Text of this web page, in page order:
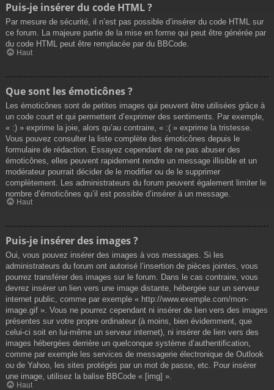
Puis-je insérer du code HTML ?
Par mesure de sécurité, il n’est pas possible d’insérer du code HTML sur
ce forum. La majeure partie de la mise en forme qui peut être générée par
du code HTML peut être remplacée par du BBCode.
Haut
Que sont les émoticônes ?
Les émoticônes sont de petites images qui peuvent être utilisées grâce à
un code court et qui permettent d’exprimer des sentiments. Par exemple,
« :) » exprime la joie, alors qu’au contraire, « :( » exprime la tristesse.
Vous pouvez consulter la liste complète des émoticônes depuis le
formulaire de rédaction. Essayez cependant de ne pas abuser des
émoticônes, elles peuvent rapidement rendre un message illisible et un
modérateur pourrait décider de le modifier ou de le supprimer
complètement. Les administrateurs du forum peuvent également limiter le
nombre d’émoticônes qu’il est possible d’insérer à un message.
Haut
Puis-je insérer des images ?
Oui, vous pouvez insérer des images à vos messages. Si les
administrateurs du forum ont autorisé l’insertion de pièces jointes, vous
pourrez transférer des images sur le forum. Dans le cas contraire, vous
devrez insérer un lien vers une image distante, hébergée sur un serveur
internet public, comme par exemple « http://www.exemple.com/mon-
image.gif ». Vous ne pourrez cependant ni insérer de lien vers des images
présentes sur votre propre ordinateur (à moins, bien évidemment, que
celui-ci soit en lui-même un serveur internet), ni insérer de lien vers des
images hébergées derrière un quelconque système d’authentification,
comme par exemple les services de messagerie électronique de Outlook
ou de Yahoo, les sites protégés par un mot de passe, etc. Pour insérer
une image, utilisez la balise BBCode « [img] ».
Haut